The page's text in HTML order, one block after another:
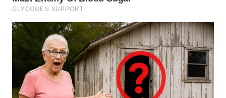
MAJALENGKA
WN
SUBANG
WN
SUKABUMI